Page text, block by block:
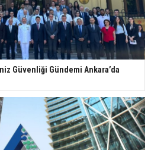
Güvenliği Gündemi Ankara’da